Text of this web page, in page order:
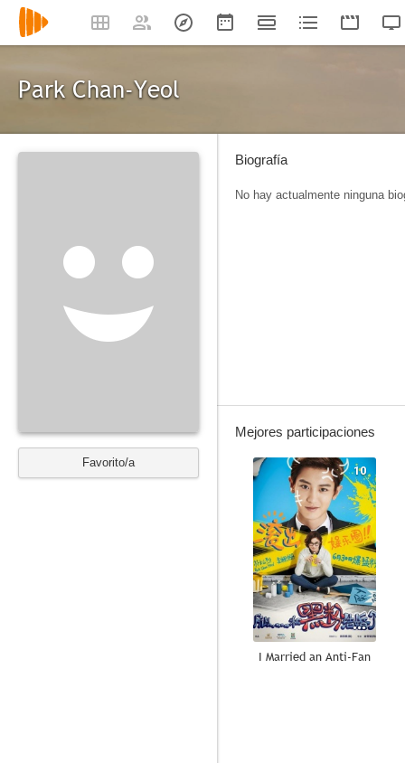
Park Chan-Yeol
Favorito/a
Biografía
No hay actualmente ninguna
Mejores participaciones
10
I Married an Anti-Fan